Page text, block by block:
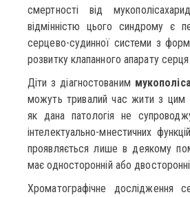
смертності від
відмінністю цього синдрому є
серцево-судинної системи з
розвитку клапанного апарату
Діти з діагностованим
можуть тривалий час жити з цим
як дана патологія не
інтелектуально-мнестичних
проявляється лише в деякому
має односторонній або
Хроматографічне дослідження